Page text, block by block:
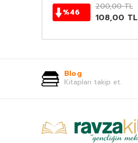
%46
200,00TL
108,00 TL
Blog
Kitapları takip et.